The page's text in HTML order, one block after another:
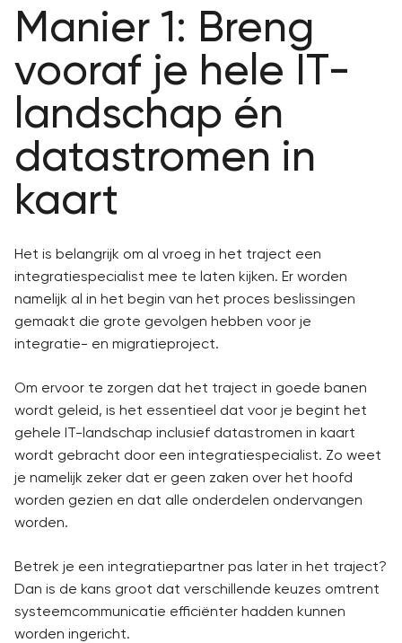
Manier 1: Breng
vooraf je hele IT-
landschap én
datastromen in
kaart
Het is belangrijk om al vroeg in het traject een
integratiespecialist mee te laten kijken. Er worden
namelijk al in het begin van het proces beslissingen
gemaakt die grote gevolgen hebben voor je
integratie- en migratieproject.
Om ervoor te zorgen dat het traject in goede banen
wordt geleid, is het essentieel dat voor je begint het
gehele IT-landschap inclusief datastromen in kaart
wordt gebracht door een integratiespecialist. Zo weet
je namelijk zeker dat er geen zaken over het hoofd
worden gezien en dat alle onderdelen ondervangen
worden.
Betrek je een integratiepartner pas later in het traject?
Dan is de kans groot dat verschillende keuzes omtrent
systeemcommunicatie efficiënter hadden kunnen
worden ingericht.